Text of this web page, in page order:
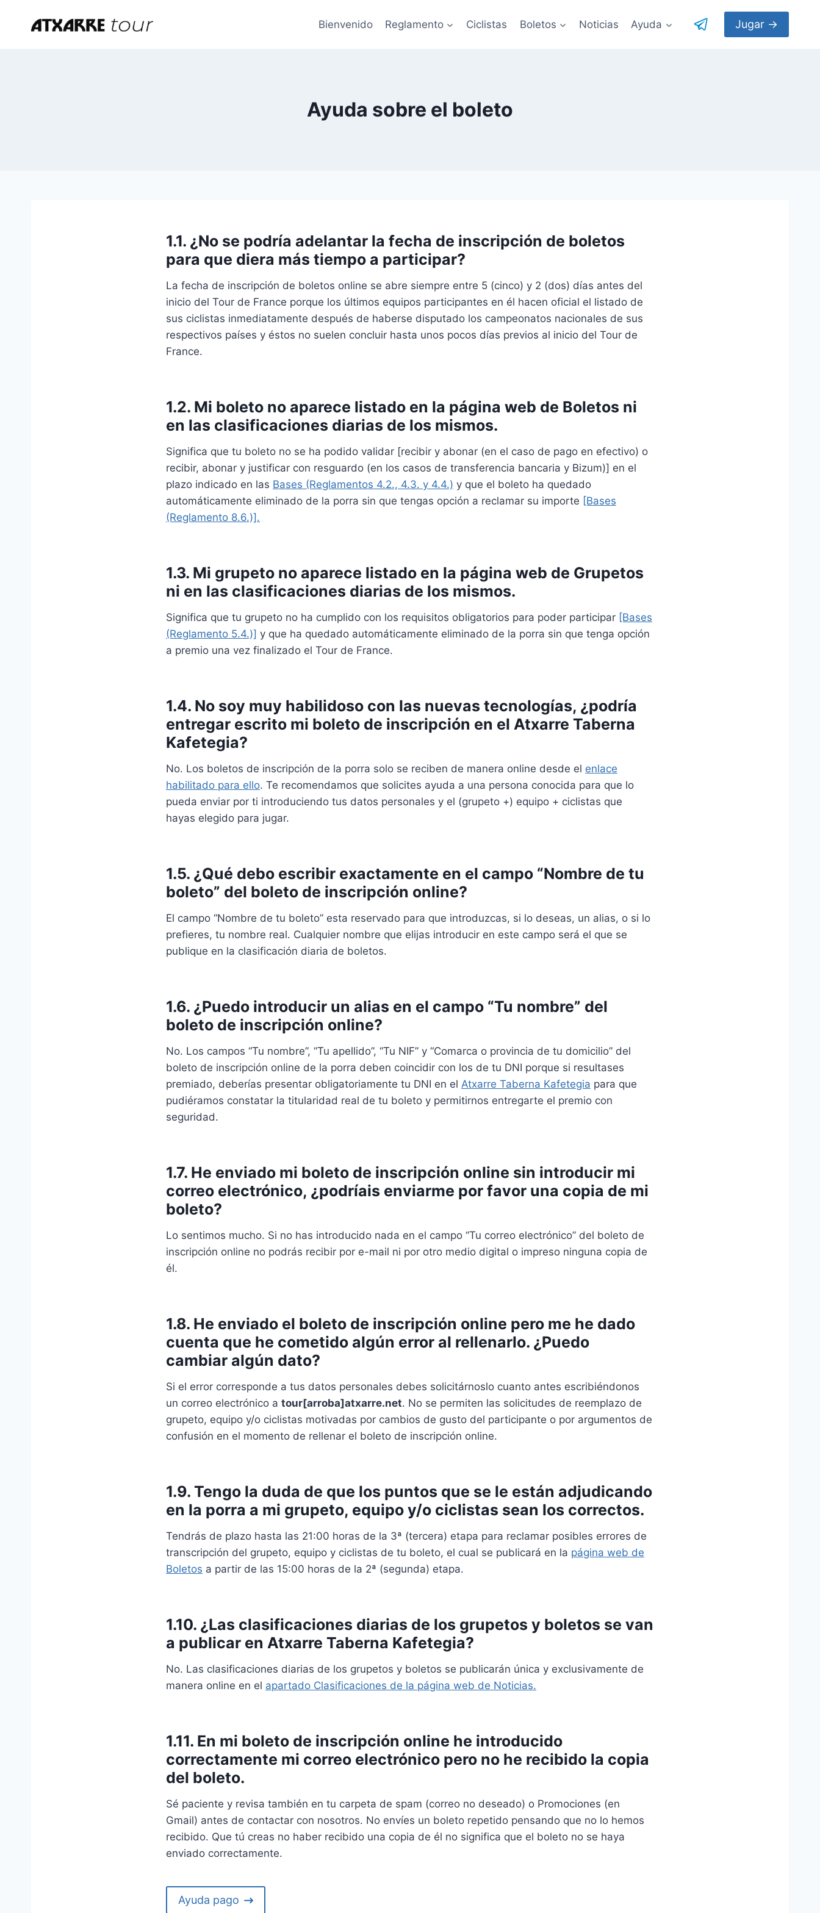
Bienvenido Reglamento Ciclistas Boletos Noticias Ayuda Jugar →
Ayuda sobre el boleto
1.1. ¿No se podría adelantar la fecha de inscripción de boletos
para que diera más tiempo a participar?
La fecha de inscripción de boletos online se abre siempre entre 5 (cinco) y 2 (dos) días antes del
inicio del Tour de France porque los últimos equipos participantes en él hacen oficial el listado de
sus ciclistas inmediatamente después de haberse disputado los campeonatos nacionales de sus
respectivos países y éstos no suelen concluir hasta unos pocos días previos al inicio del Tour de
France.
1.2. Mi boleto no aparece listado en la página web de Boletos ni
en las clasificaciones diarias de los mismos.
Significa que tu boleto no se ha podido validar [recibir y abonar (en el caso de pago en efectivo) o
recibir, abonar y justificar con resguardo (en los casos de transferencia bancaria y Bizum)] en el
plazo indicado en las Bases (Reglamentos 4.2., 4.3. y 4.4.) y que el boleto ha quedado
automáticamente eliminado de la porra sin que tengas opción a reclamar su importe [Bases
(Reglamento 8.6.)].
1.3. Mi grupeto no aparece listado en la página web de Grupetos
ni en las clasificaciones diarias de los mismos.
Significa que tu grupeto no ha cumplido con los requisitos obligatorios para poder participar [Bases
(Reglamento 5.4.)] y que ha quedado automáticamente eliminado de la porra sin que tenga opción
a premio una vez finalizado el Tour de France.
1.4. No soy muy habilidoso con las nuevas tecnologías, ¿podría
entregar escrito mi boleto de inscripción en el Atxarre Taberna
Kafetegia?
No. Los boletos de inscripción de la porra solo se reciben de manera online desde el enlace
habilitado para ello. Te recomendamos que solicites ayuda a una persona conocida para que lo
pueda enviar por ti introduciendo tus datos personales y el (grupeto +) equipo + ciclistas que
hayas elegido para jugar.
1.5. ¿Qué debo escribir exactamente en el campo “Nombre de tu
boleto” del boleto de inscripción online?
El campo “Nombre de tu boleto” esta reservado para que introduzcas, si lo deseas, un alias, o si lo
prefieres, tu nombre real. Cualquier nombre que elijas introducir en este campo será el que se
publique en la clasificación diaria de boletos.
1.6. ¿Puedo introducir un alias en el campo “Tu nombre” del
boleto de inscripción online?
No. Los campos “Tu nombre”, “Tu apellido”, “Tu NIF” y “Comarca o provincia de tu domicilio” del
boleto de inscripción online de la porra deben coincidir con los de tu DNI porque si resultases
premiado, deberías presentar obligatoriamente tu DNI en el Atxarre Taberna Kafetegia para que
pudiéramos constatar la titularidad real de tu boleto y permitirnos entregarte el premio con
seguridad.
1.7. He enviado mi boleto de inscripción online sin introducir mi
correo electrónico, ¿podríais enviarme por favor una copia de mi
boleto?
Lo sentimos mucho. Si no has introducido nada en el campo “Tu correo electrónico” del boleto de
inscripción online no podrás recibir por e-mail ni por otro medio digital o impreso ninguna copia de
él.
1.8. He enviado el boleto de inscripción online pero me he dado
cuenta que he cometido algún error al rellenarlo. ¿Puedo
cambiar algún dato?
Si el error corresponde a tus datos personales debes solicitárnoslo cuanto antes escribiéndonos
un correo electrónico a tour[arroba]atxarre.net. No se permiten las solicitudes de reemplazo de
grupeto, equipo y/o ciclistas motivadas por cambios de gusto del participante o por argumentos de
confusión en el momento de rellenar el boleto de inscripción online.
1.9. Tengo la duda de que los puntos que se le están adjudicando
en la porra a mi grupeto, equipo y/o ciclistas sean los correctos.
Tendrás de plazo hasta las 21:00 horas de la 3ª (tercera) etapa para reclamar posibles errores de
transcripción del grupeto, equipo y ciclistas de tu boleto, el cual se publicará en la página web de
Boletos a partir de las 15:00 horas de la 2ª (segunda) etapa.
1.10. ¿Las clasificaciones diarias de los grupetos y boletos se van
a publicar en Atxarre Taberna Kafetegia?
No. Las clasificaciones diarias de los grupetos y boletos se publicarán única y exclusivamente de
manera online en el apartado Clasificaciones de la página web de Noticias.
1.11. En mi boleto de inscripción online he introducido
correctamente mi correo electrónico pero no he recibido la copia
del boleto.
Sé paciente y revisa también en tu carpeta de spam (correo no deseado) o Promociones (en
Gmail) antes de contactar con nosotros. No envíes un boleto repetido pensando que no lo hemos
recibido. Que tú creas no haber recibido una copia de él no significa que el boleto no se haya
enviado correctamente.
Ayuda pago